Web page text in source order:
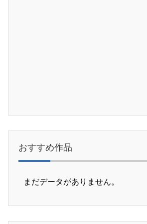
おすすめ作品
まだデータがありません。